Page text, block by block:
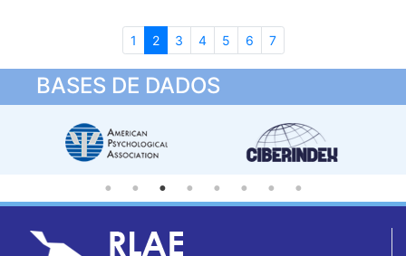
1 2 3 4 5 6 7
BASES DE DADOS